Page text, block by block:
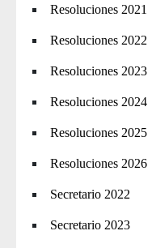
Resoluciones 2021
Resoluciones 2022
Resoluciones 2023
Resoluciones 2024
Resoluciones 2025
Resoluciones 2026
Secretario 2022
Secretario 2023